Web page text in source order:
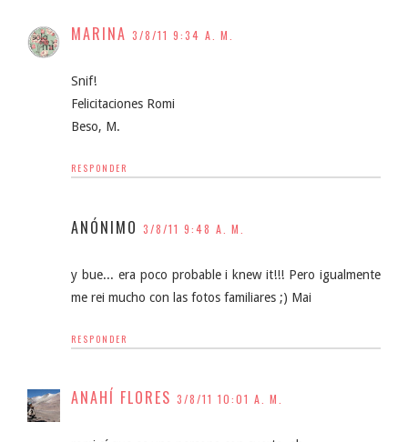
MARINA 3/8/11 9:34 A. M.
Snif!
Felicitaciones Romi
Beso, M.
RESPONDER
ANÓNIMO 3/8/11 9:48 A. M.
y bue... era poco probable i knew it!!! Pero igualmente
me rei mucho con las fotos familiares ;) Mai
RESPONDER
ANAHÍ FLORES 3/8/11 10:01 A. M.